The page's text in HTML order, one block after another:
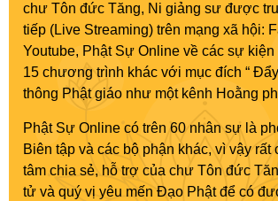
chư Tôn đức Tăng, Ni giảng sư được
tiếp (Live Streaming) trên mạng xã hội:
Youtube, Phật Sự Online về các sự
15 chương trình khác với mục đích “
thông Phật giáo như một kênh Hoằng
Phật Sự Online có trên 60 nhân sự là
Biên tập và các bộ phận khác, vì vậy rất
tâm chia sẻ, hỗ trợ của chư Tôn đức
tử và quý vị yêu mến Đạo Phật để có